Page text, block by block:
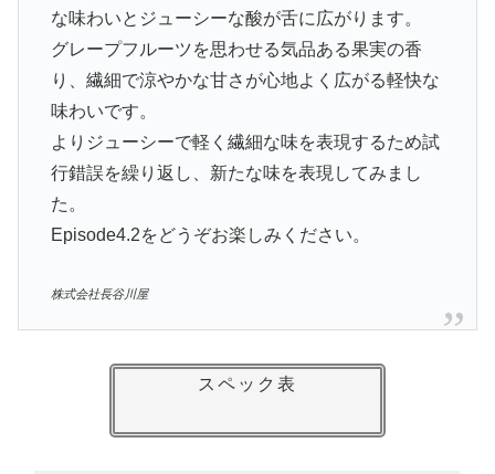
な味わいとジューシーな酸が舌に広がります。
グレープフルーツを思わせる気品ある果実の香
り、繊細で涼やかな甘さが心地よく広がる軽快な
味わいです。
よりジューシーで軽く繊細な味を表現するため試
行錯誤を繰り返し、新たな味を表現してみまし
た。
Episode4.2をどうぞお楽しみください。
株式会社長谷川屋
スペック表